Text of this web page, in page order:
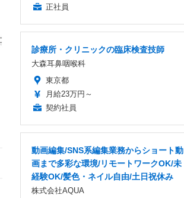
正社員
診療所・クリニックの臨床検査技師
大森耳鼻咽喉科
東京都
月給23万円～
契約社員
動画編集/SNS系編集業務からショート動
画まで多彩な環境/リモートワークOK/未
経験OK/髪色・ネイル自由/土日祝休み
株式会社AQUA